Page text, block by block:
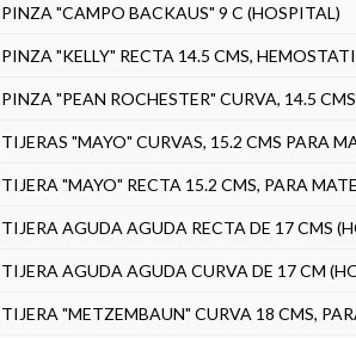
PINZA "CAMPO BACKAUS" 9 C (HOSPITAL)
PINZA "KELLY" RECTA 14.5 CMS,
PINZA "PEAN ROCHESTER" CURVA, 14.5
TIJERAS "MAYO" CURVAS, 15.2 CMS PARA
TIJERA "MAYO" RECTA 15.2 CMS, PARA
TIJERA AGUDA AGUDA RECTA DE 17 CMS
TIJERA AGUDA AGUDA CURVA DE 17 CM
TIJERA "METZEMBAUN" CURVA 18 CMS,